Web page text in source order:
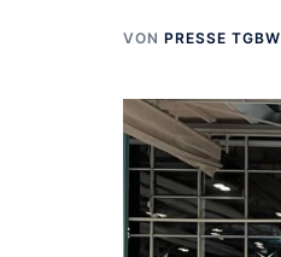
VON PRESSE TGBW